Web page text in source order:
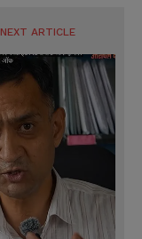
NEXT ARTICLE